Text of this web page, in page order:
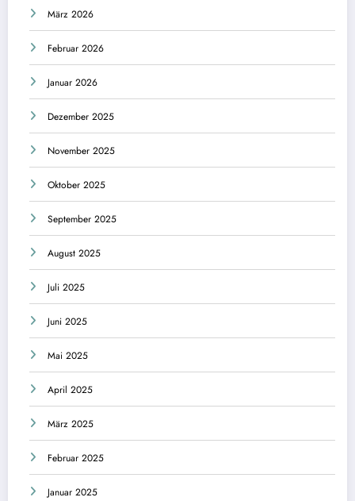
März 2026
Februar 2026
Januar 2026
Dezember 2025
November 2025
Oktober 2025
September 2025
August 2025
Juli 2025
Juni 2025
Mai 2025
April 2025
März 2025
Februar 2025
Januar 2025